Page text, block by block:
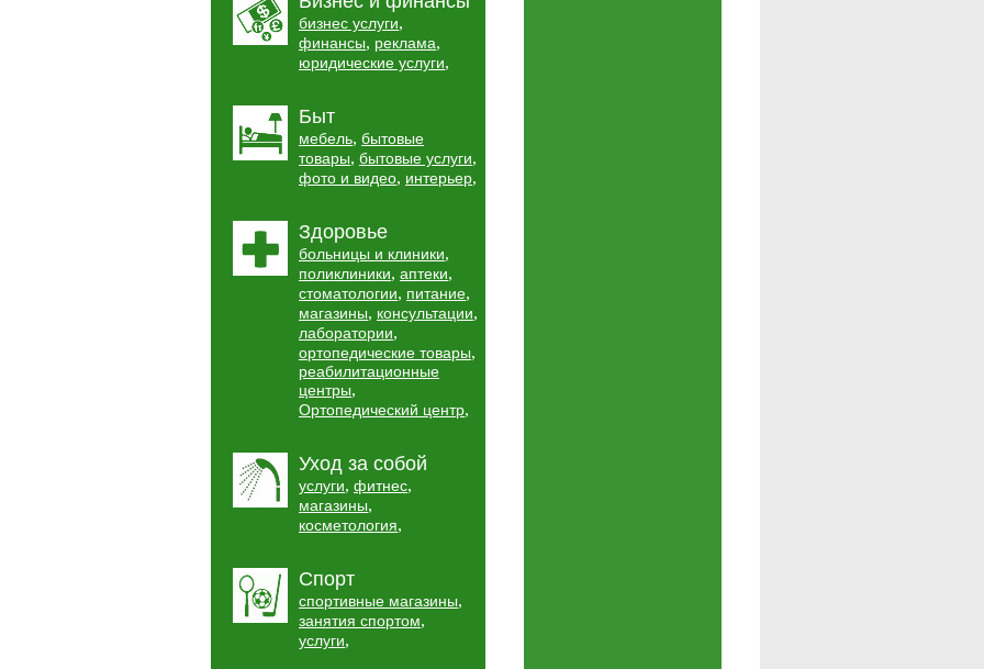
бизнес услуги,
финансы, реклама,
юридические услуги,
Быт
мебель, бытовые
товары, бытовые услуги,
фото и видео, интерьер,
Здоровье
больницы и клиники,
поликлиники, аптеки,
стоматологии, питание,
магазины, консультации,
лаборатории,
ортопедические товары,
реабилитационные
центры,
Ортопедический центр,
Уход за собой
услуги, фитнес,
магазины,
косметология,
Спорт
спортивные магазины,
занятия спортом,
услуги,